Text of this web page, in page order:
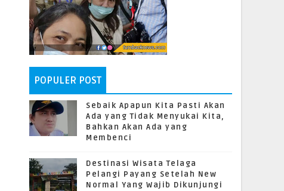
POPULER POST
Sebaik Apapun Kita Pasti Akan
Ada yang Tidak Menyukai Kita,
Bahkan Akan Ada yang
Membenci
Destinasi Wisata Telaga
Pelangi Payang Setelah New
Normal Yang Wajib Dikunjungi